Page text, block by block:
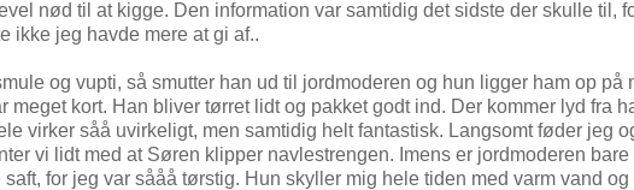
nød til at kigge. Den information var samtidig det sidste der skulle til,
ikke jeg havde mere at gi af..
og vupti, så smutter han ud til jordmoderen og hun ligger ham op på
meget kort. Han bliver tørret lidt og pakket godt ind. Der kommer lyd fra
virker såå uvirkeligt, men samtidig helt fantastisk. Langsomt føder jeg
vi lidt med at Søren klipper navlestrengen. Imens er jordmoderen bare
for jeg var sååå tørstig. Hun skyller mig hele tiden med varm vand